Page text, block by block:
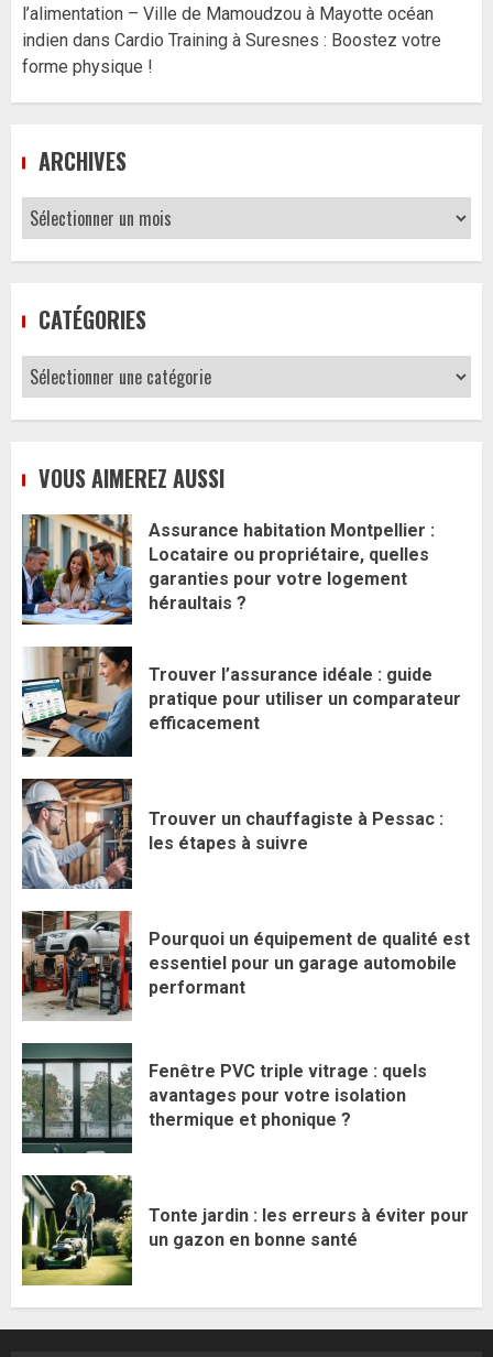
l’alimentation – Ville de Mamoudzou à Mayotte océan
indien dans Cardio Training à Suresnes : Boostez votre
forme physique !
ARCHIVES
Archives
CATÉGORIES
Catégories
VOUS AIMEREZ AUSSI
Assurance habitation Montpellier :
Locataire ou propriétaire, quelles
garanties pour votre logement
héraultais ?
Trouver l’assurance idéale : guide
pratique pour utiliser un comparateur
efficacement
Trouver un chauffagiste à Pessac :
les étapes à suivre
Pourquoi un équipement de qualité est
essentiel pour un garage automobile
performant
Fenêtre PVC triple vitrage : quels
avantages pour votre isolation
thermique et phonique ?
Tonte jardin : les erreurs à éviter pour
un gazon en bonne santé